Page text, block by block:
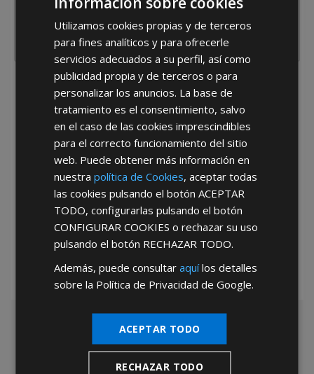
He leído y acepto la Política de Privacidad
*Abstenerse particulares, sólo venta a tiendas y empresas minoristas y
Utilizamos cookies propias y de terceros
para fines analíticos y para ofrecerle
servicios adecuados a su perfil, así como
publicidad propia y de terceros o para
personalizar los anuncios. La base de
tratamiento es el consentimiento, salvo
en el caso de las cookies imprescindibles
para el correcto funcionamiento del sitio
web. Puede obtener más información en
nuestrapolítica de Cookies, aceptar todas
las cookies pulsando el botónACEPTAR
TODO, configurarlas pulsando el botón
CONFIGURAR COOKIES o rechazar su uso
pulsando el botón RECHAZAR TODO.
Además, puede consultaraquílos detalles
sobre la Política de Privacidad de Google.
ACEPTAR TODO
RECHAZAR TODO